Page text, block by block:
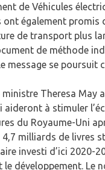
de Véhicules
ont également promis
de transport plus
de méthode
message se poursuit
ministre Theresa May
aideront à stimuler
du Royaume-Uni
4,7 milliards de livres
investi d’ici 2020-
le développement. Le